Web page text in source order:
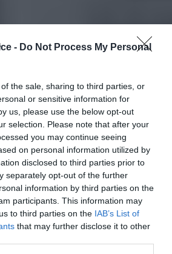
- Do Not Process My Personal
the sale, sharing to third parties, or
or sensitive information for
us, please use the below opt-out
selection. Please note that after your
you may continue seeing
on personal information utilized by
disclosed to third parties prior to
separately opt-out of the further
information by third parties on the
participants. This information may
to third parties on the IAB’s List of
that may further disclose it to other